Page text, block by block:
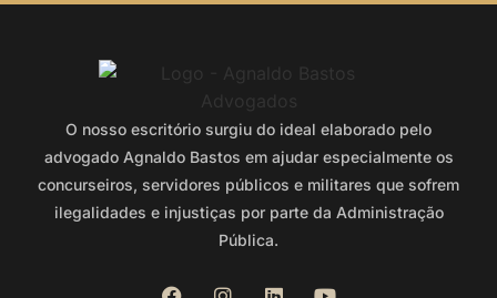
O nosso escritório surgiu do ideal elaborado pelo
advogado Agnaldo Bastos em ajudar especialmente os
concurseiros, servidores públicos e militares que sofrem
ilegalidades e injustiças por parte da Administração
Pública.